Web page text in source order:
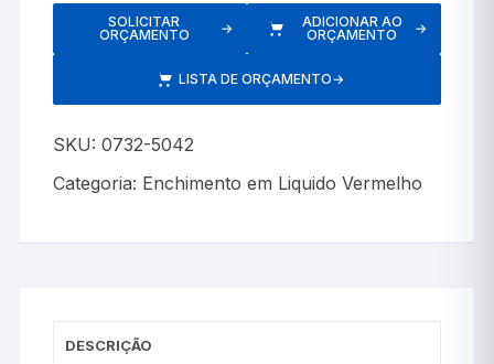
SOLICITAR
ORÇAMENTO
→
ADICIONAR AO
ORÇAMENTO
→
LISTA DE ORÇAMENTO→
SKU:0732-5042
Categoria: Enchimento em Liquido Vermelho
DESCRIÇÃO